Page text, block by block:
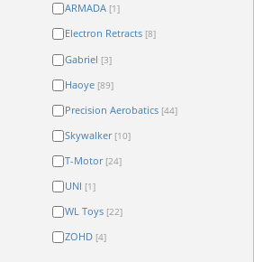
ARMADA [1]
Electron Retracts [8]
Gabriel [3]
Haoye [89]
Precision Aerobatics [44]
Skywalker [10]
T-Motor [24]
UNI [1]
WL Toys [22]
ZOHD [4]